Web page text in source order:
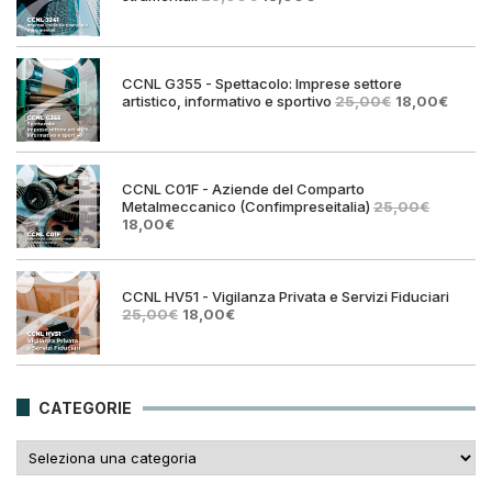
era:
è:
CCNL G355 - Spettacolo: Imprese settore
artistico, informativo e sportivo 25,00€ Il
era:
18,00€Il
è:
CCNL C01F - Aziende del Comparto
Metalmeccanico (Confimpreseitalia) 25,00€
Il
originale
25,00€.
18,00€Il
attuale
18,00€.
CCNL HV51 - Vigilanza Privata e Servizi Fiduciari
25,00€ Il
era:
18,00€Il
è:
CATEGORIE